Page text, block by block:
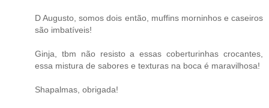
D Augusto, somos dois então, muffins morninhos e caseiros
são imbatíveis!
Ginja, tbm não resisto a essas coberturinhas crocantes,
essa mistura de sabores e texturas na boca é maravilhosa!
Shapalmas, obrigada!